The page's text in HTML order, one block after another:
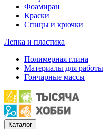
Фоамиран
Краски
Спицы и крючки
Лепка и пластика
Полимерная глина
Материалы для работы
Гончарные массы
Каталог